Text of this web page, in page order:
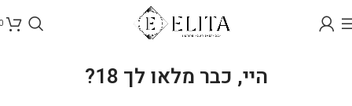
היי, כבר מלאו לך 18?